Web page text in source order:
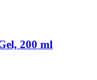
200 ml